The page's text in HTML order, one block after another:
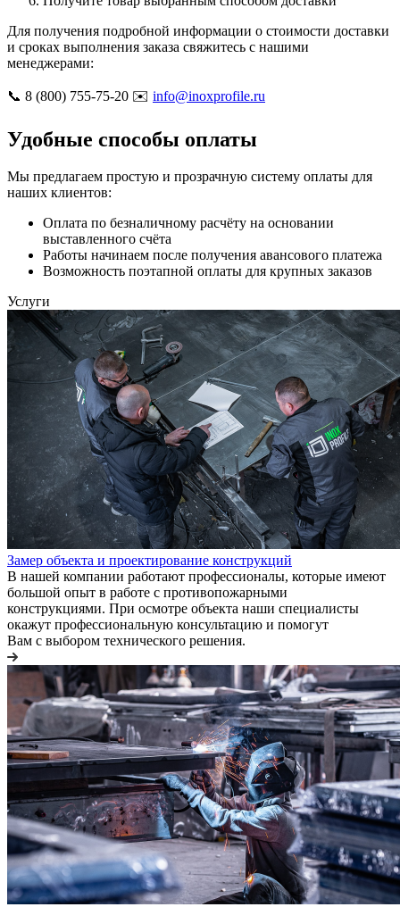
Для получения подробной информации о стоимости доставки
и сроках выполнения заказа свяжитесь с нашими
менеджерами:
📞 8 (800) 755-75-20 ✉️ info@inoxprofile.ru
Удобные способы оплаты
Мы предлагаем простую и прозрачную систему оплаты для
наших клиентов:
Оплата по безналичному расчёту на основании
выставленного счёта
Работы начинаем после получения авансового платежа
Возможность поэтапной оплаты для крупных заказов
Услуги
Замер объекта и проектирование конструкций
В нашей компании работают профессионалы, которые имеют
большой опыт в работе с противопожарными
конструкциями. При осмотре объекта наши специалисты
окажут профессиональную консультацию и помогут
Вам с выбором технического решения.